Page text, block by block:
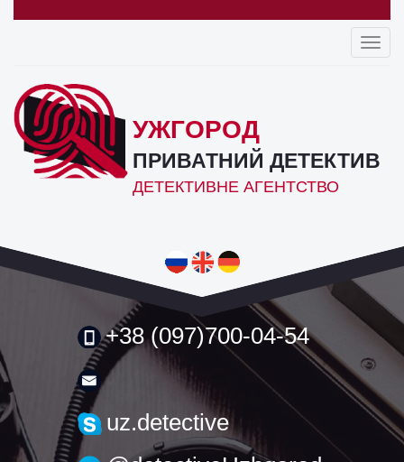
УЖГОРОД
ПРИВАТНИЙ ДЕТЕКТИВ
ДЕТЕКТИВНЕ АГЕНТСТВО
+38 (097)700-04-54
uzh.detective@gmail.com
uz.detective